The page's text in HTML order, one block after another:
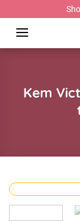
đến
dung
Kem